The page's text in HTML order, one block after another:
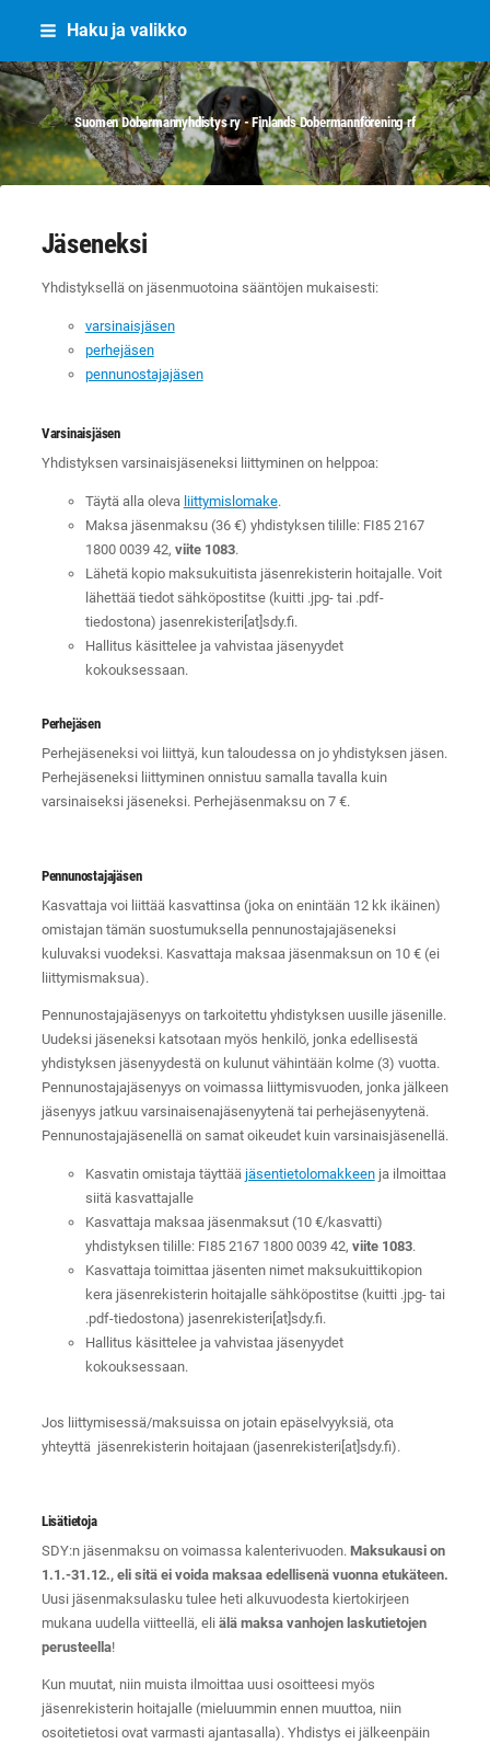
Siirry
sisältöön
Haku ja valikko
Suomen Dobermannyhdistys ry - Finlands Dobermannförening rf
Jäseneksi
Yhdistyksellä on jäsenmuotoina sääntöjen mukaisesti:
varsinaisjäsen
perhejäsen
pennunostajajäsen
Varsinaisjäsen
Yhdistyksen varsinaisjäseneksi liittyminen on helppoa:
Täytä alla oleva liittymislomake.
Maksa jäsenmaksu (36 €) yhdistyksen tilille: FI85 2167
1800 0039 42, viite 1083.
Lähetä kopio maksukuitista jäsenrekisterin hoitajalle. Voit
lähettää tiedot sähköpostitse (kuitti .jpg- tai .pdf-
tiedostona) jasenrekisteri[at]sdy.fi.
Hallitus käsittelee ja vahvistaa jäsenyydet
kokouksessaan.
Perhejäsen
Perhejäseneksi voi liittyä, kun taloudessa on jo yhdistyksen jäsen.
Perhejäseneksi liittyminen onnistuu samalla tavalla kuin
varsinaiseksi jäseneksi. Perhejäsenmaksu on 7 €.
Pennunostajajäsen
Kasvattaja voi liittää kasvattinsa (joka on enintään 12 kk ikäinen)
omistajan tämän suostumuksella pennunostajajäseneksi
kuluvaksi vuodeksi. Kasvattaja maksaa jäsenmaksun on 10 € (ei
liittymismaksua).
Pennunostajajäsenyys on tarkoitettu yhdistyksen uusille jäsenille.
Uudeksi jäseneksi katsotaan myös henkilö, jonka edellisestä
yhdistyksen jäsenyydestä on kulunut vähintään kolme (3) vuotta.
Pennunostajajäsenyys on voimassa liittymisvuoden, jonka jälkeen
jäsenyys jatkuu varsinaisenajäsenyytenä tai perhejäsenyytenä.
Pennunostajajäsenellä on samat oikeudet kuin varsinaisjäsenellä.
Kasvatin omistaja täyttää jäsentietolomakkeenja ilmoittaa
siitä kasvattajalle
Kasvattaja maksaa jäsenmaksut (10 €/kasvatti)
yhdistyksen tilille: FI85 2167 1800 0039 42, viite 1083.
Kasvattaja toimittaa jäsenten nimet maksukuittikopion
kera jäsenrekisterin hoitajalle sähköpostitse (kuitti .jpg- tai
.pdf-tiedostona) jasenrekisteri[at]sdy.fi.
Hallitus käsittelee ja vahvistaa jäsenyydet
kokouksessaan.
Jos liittymisessä/maksuissa on jotain epäselvyyksiä, ota
yhteyttä jäsenrekisterin hoitajaan (jasenrekisteri[at]sdy.fi).
Lisätietoja
SDY:n jäsenmaksu on voimassa kalenterivuoden. Maksukausi on
1.1.-31.12., eli sitä ei voida maksaa edellisenä vuonna etukäteen.
Uusi jäsenmaksulasku tulee heti alkuvuodesta kiertokirjeen
mukana uudella viitteellä, eli älä maksa vanhojen laskutietojen
perusteella!
Kun muutat, niin muista ilmoittaa uusi osoitteesi myös
jäsenrekisterin hoitajalle (mieluummin ennen muuttoa, niin
osoitetietosi ovat varmasti ajantasalla). Yhdistys ei jälkeenpäin